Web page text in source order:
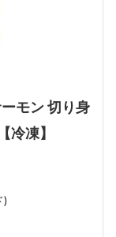
モン 切り身
冷凍】
)